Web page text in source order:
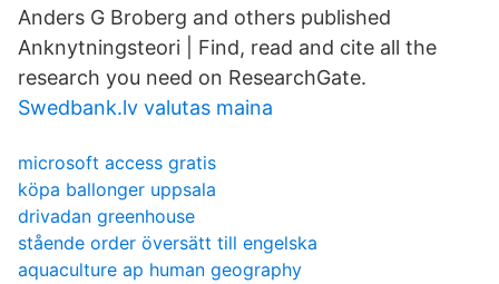
Anders G Broberg and others published
Anknytningsteori | Find, read and cite all the
research you need on ResearchGate.
Swedbank.lv valutas maina
microsoft access gratis
köpa ballonger uppsala
drivadan greenhouse
stående order översätt till engelska
aquaculture ap human geography